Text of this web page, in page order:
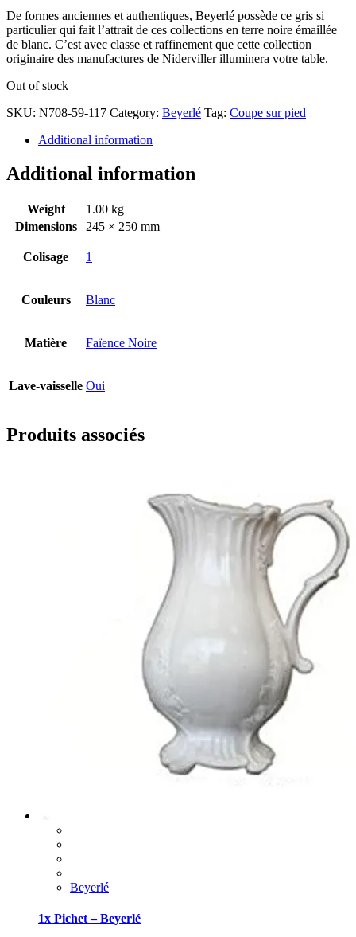
De formes anciennes et authentiques, Beyerlé possède ce gris si
particulier qui fait l’attrait de ces collections en terre noire émaillée
de blanc. C’est avec classe et raffinement que cette collection
originaire des manufactures de Niderviller illuminera votre table.
Out of stock
SKU: N708-59-117 Category: Beyerlé Tag: Coupe sur pied
Additional information
Additional information
Weight
1.00 kg
Dimensions
245 × 250 mm
Colisage 1
Couleurs Blanc
Matière Faïence Noire
Lave-vaisselle Oui
Produits associés
Beyerlé
1x Pichet – Beyerlé